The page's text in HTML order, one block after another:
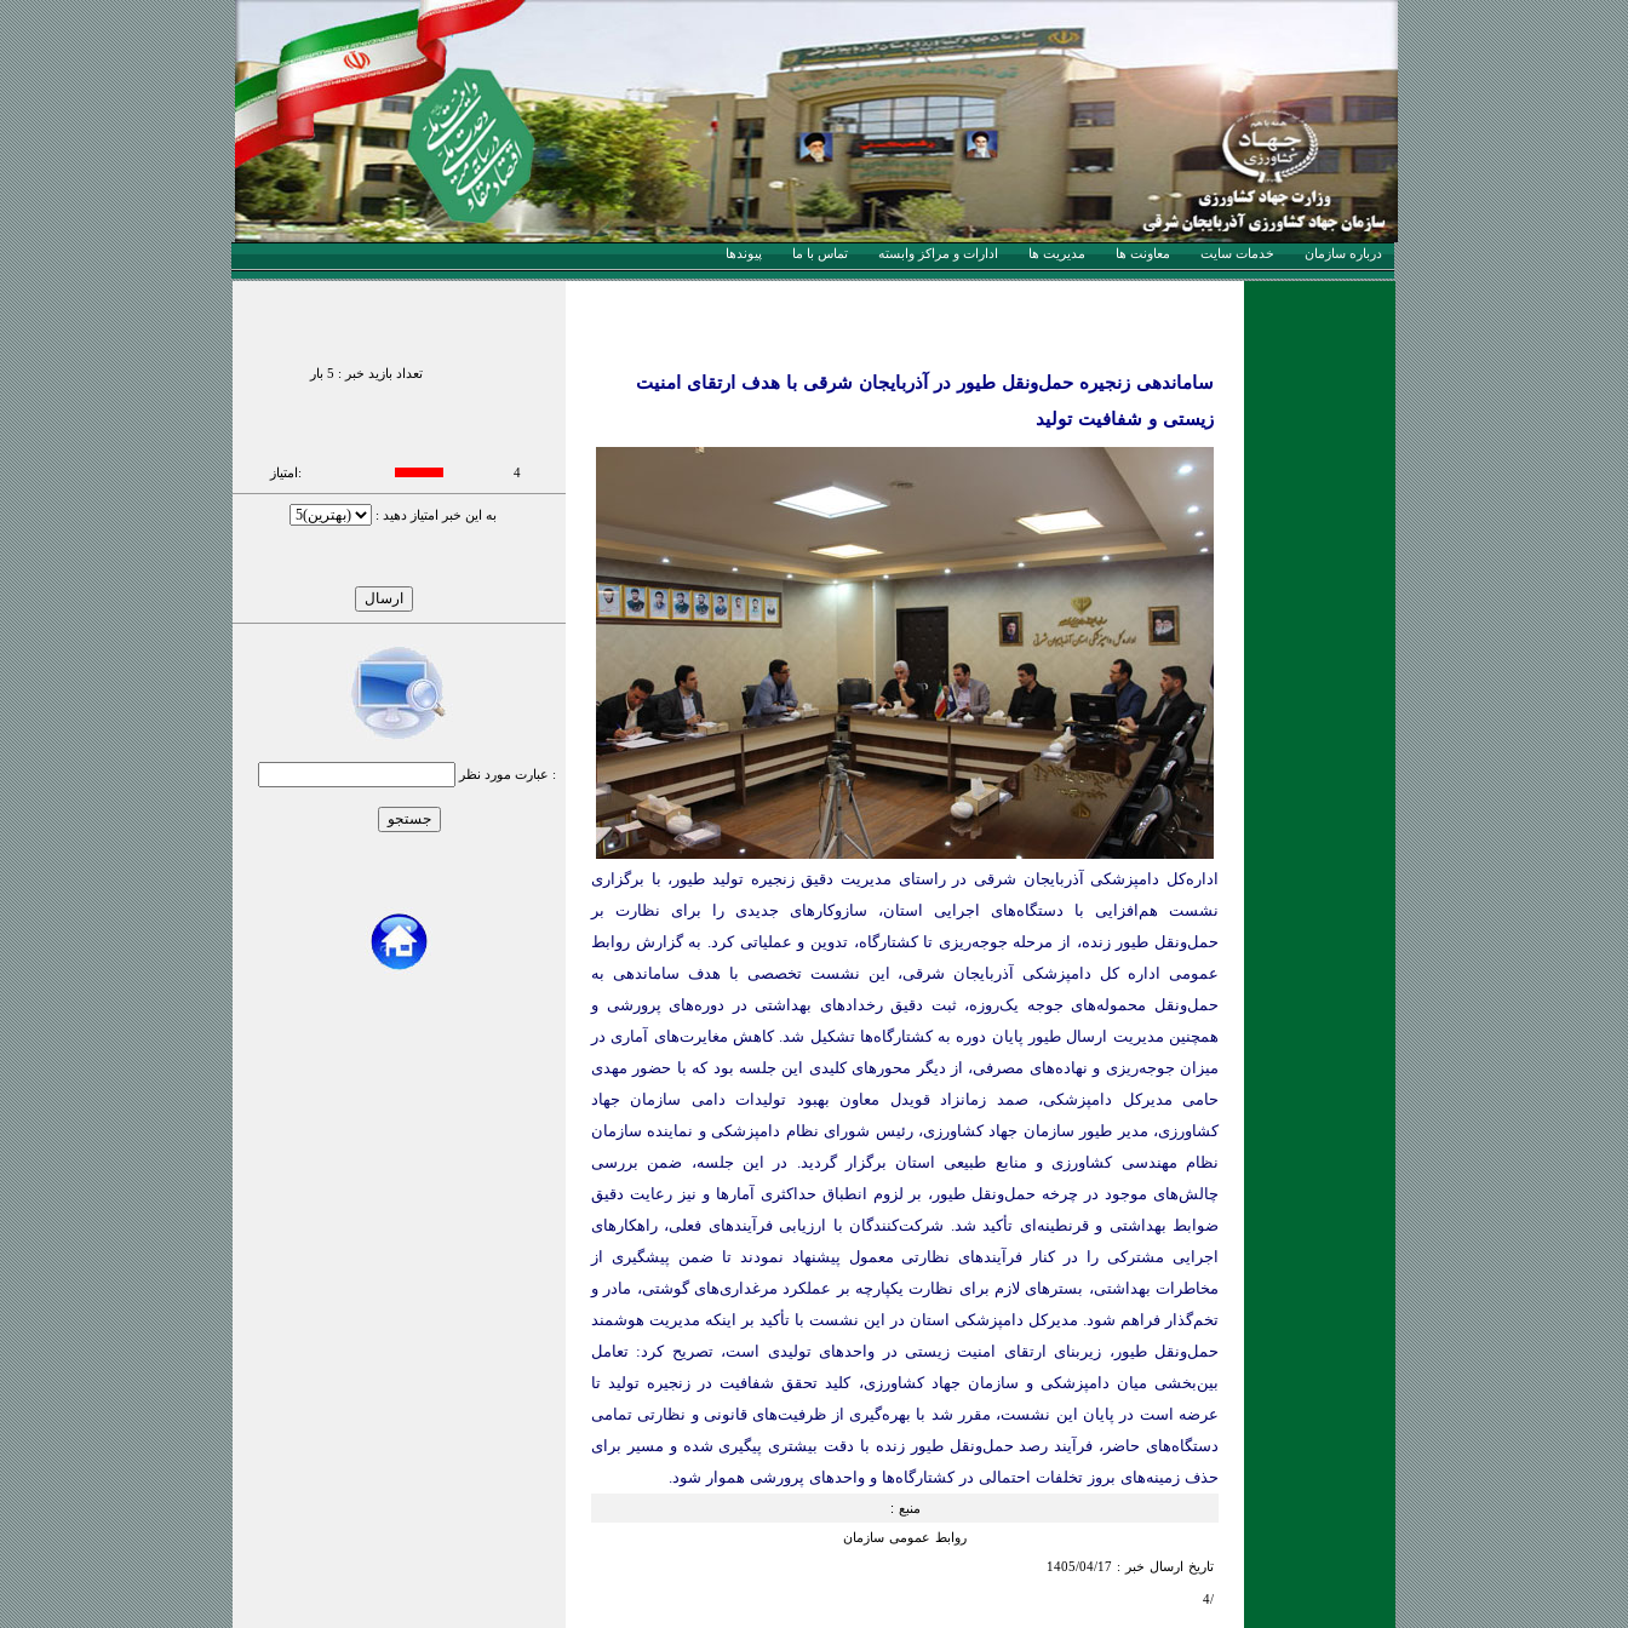
درباره سازمان خدمات سایت معاونت ها مدیریت ها ادارات و مراکز وابسته تماس با ما پيوندها
تعداد بازید خبر : 5 بار
امتیاز: 4
: به این خبر امتیاز دهید
عبارت مورد نظر :
ساماندهی زنجیره حمل‌ونقل طیور در آذربایجان شرقی با هدف ارتقای امنیت
زیستی و شفافیت تولید
اداره‌کل دامپزشکی آذربایجان شرقی در راستای مدیریت دقیق زنجیره تولید طیور، با برگزاری
نشست هم‌افزایی با دستگاه‌های اجرایی استان، سازوکارهای جدیدی را برای نظارت بر
حمل‌ونقل طیور زنده، از مرحله جوجه‌ریزی تا کشتارگاه، تدوین و عملیاتی کرد. به گزارش روابط
عمومی اداره کل دامپزشکی آذربایجان شرقی، این نشست تخصصی با هدف ساماندهی به
حمل‌ونقل محموله‌های جوجه یک‌روزه، ثبت دقیق رخدادهای بهداشتی در دوره‌های پرورشی و
همچنین مدیریت ارسال طیور پایان دوره به کشتارگاه‌ها تشکیل شد. کاهش مغایرت‌های آماری در
میزان جوجه‌ریزی و نهاده‌های مصرفی، از دیگر محورهای کلیدی این جلسه بود که با حضور مهدی
حامی مدیرکل دامپزشکی، صمد زمانزاد قویدل معاون بهبود تولیدات دامی سازمان جهاد
کشاورزی، مدیر طیور سازمان جهاد کشاورزی، رئیس شورای نظام دامپزشکی و نماینده سازمان
نظام مهندسی کشاورزی و منابع طبیعی استان برگزار گردید. در این جلسه، ضمن بررسی
چالش‌های موجود در چرخه حمل‌ونقل طیور، بر لزوم انطباق حداکثری آمارها و نیز رعایت دقیق
ضوابط بهداشتی و قرنطینه‌ای تأکید شد. شرکت‌کنندگان با ارزیابی فرآیندهای فعلی، راهکارهای
اجرایی مشترکی را در کنار فرآیندهای نظارتی معمول پیشنهاد نمودند تا ضمن پیشگیری از
مخاطرات بهداشتی، بسترهای لازم برای نظارت یکپارچه بر عملکرد مرغداری‌های گوشتی، مادر و
تخم‌گذار فراهم شود. مدیرکل دامپزشکی استان در این نشست با تأکید بر اینکه مدیریت هوشمند
حمل‌ونقل طیور، زیربنای ارتقای امنیت زیستی در واحدهای تولیدی است، تصریح کرد: تعامل
بین‌بخشی میان دامپزشکی و سازمان جهاد کشاورزی، کلید تحقق شفافیت در زنجیره تولید تا
عرضه است در پایان این نشست، مقرر شد با بهره‌گیری از ظرفیت‌های قانونی و نظارتی تمامی
دستگاه‌های حاضر، فرآیند رصد حمل‌ونقل طیور زنده با دقت بیشتری پیگیری شده و مسیر برای
حذف زمینه‌های بروز تخلفات احتمالی در کشتارگاه‌ها و واحدهای پرورشی هموار شود.
: منبع
روابط عمومی سازمان
تاریخ ارسال خبر : 1405/04/17
4/